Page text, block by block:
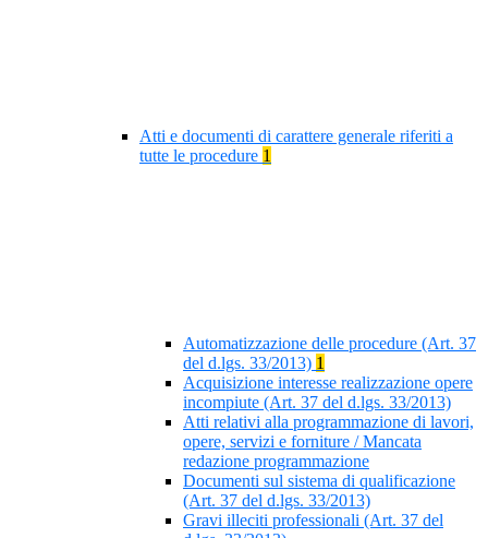
Atti e documenti di carattere generale riferiti a
tutte le procedure 1
Automatizzazione delle procedure (Art. 37
del d.lgs. 33/2013) 1
Acquisizione interesse realizzazione opere
incompiute (Art. 37 del d.lgs. 33/2013)
Atti relativi alla programmazione di lavori,
opere, servizi e forniture / Mancata
redazione programmazione
Documenti sul sistema di qualificazione
(Art. 37 del d.lgs. 33/2013)
Gravi illeciti professionali (Art. 37 del